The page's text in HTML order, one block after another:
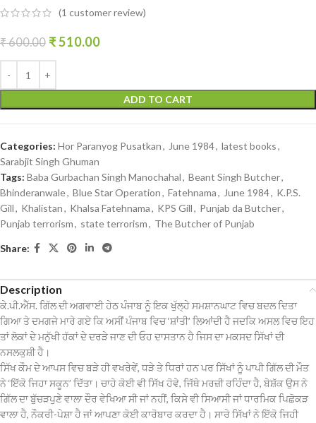
(1 customer review)
₹600.00 ₹510.00
ADD TO CART
Categories: Hor Paranyog Pusatkan, June 1984, latest books,
Sarabjit Singh Ghuman
Tags: Baba Gurbachan Singh Manochahal, Beant Singh Butcher,
Bhinderanwale, Blue Star Operation, Fatehnama, June 1984, K.P.S.
Gill, Khalistan, Khalsa Fatehnama, KPS Gill, Punjab da Butcher,
Punjab terrorism, state terrorism, The Butcher of Punjab
Share:
Description
ਕੇ.ਪੀ.ਐੱਸ. ਗਿੱਲ ਦੀ ਅਗਵਾਈ ਹੇਠ ਪੰਜਾਬ ਨੂੰ ਇਕ ਖੁੱਲ੍ਹੇ ਸਮਸ਼ਾਨਘਾਟ ਵਿਚ ਬਦਲ ਦਿਤਾ
ਗਿਆ ਤੇ ਦਮਗਜੇ ਮਾਰੇ ਗਏ ਕਿ ਅਸੀਂ ਪੰਜਾਬ ਵਿਚ ‘ਸ਼ਾਂਤੀ’ ਲਿਆਂਦੀ ਹੈ ਜਦਕਿ ਅਸਲ ਵਿਚ ਇਹ
ਤਾਂ ਲੋਕਾਂ ਦੇ ਮਨੁੱਖੀ ਹੱਕਾਂ ਦੇ ਦਰੜੇ ਜਾਣ ਦੀ ਓਹ ਦਾਸਤਾਨ ਹੈ ਜਿਸ ਦਾ ਮਕਸਦ ਸਿੱਖਾਂ ਦੀ
ਨਸਲਕੁਸ਼ੀ ਹੈ।
ਸਿੱਖ ਕੌਮ ਦੇ ਆਪਸ ਵਿਚ ਬੜੇ ਹੀ ਵਖਰੇਵੇਂ, ਧੜੇ ਤੇ ਧਿਰਾਂ ਹਨ ਪਰ ਸਿੱਖਾਂ ਨੂੰ ਪਾਪੀ ਗਿੱਲ ਦੀ ਮੌਤ
ਨੇ ‘ਇੱਕੋ ਜਿਹਾ ਸਕੂਨ’ ਦਿੱਤਾ। ਚਾਹੇ ਕੋਈ ਵੀ ਸਿੱਖ ਹੋਵੇ, ਜਿੱਥੇ ਮਰਜ਼ੀ ਰਹਿੰਦਾ ਹੈ, ਬੇਸ਼ੱਕ ਉਸ ਨੇ
ਗਿੱਲ ਦਾ ਬੁੱਚੜਪੁਣੇ ਵਾਲਾ ਦੌਰ ਵੇਖਿਆ ਸੀ ਜਾਂ ਨਹੀਂ, ਕਿਸੇ ਵੀ ਸਿਆਸੀ ਜਾਂ ਧਾਰਮਿਕ ਪਿਛੋਕੜ
ਵਾਲਾ ਹੈ, ਨੌਕਰੀ-ਪੇਸ਼ਾ ਹੈ ਜਾਂ ਆਪਣਾ ਕੋਈ ਕਾਰੋਬਾਰ ਕਰਦਾ ਹੈ। ਸਾਰੇ ਸਿੱਖਾਂ ਨੇ ਇੱਕੋ ਜਿਹੀ